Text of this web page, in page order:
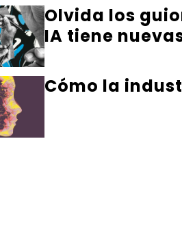
Olvida los
IA tiene
Cómo la